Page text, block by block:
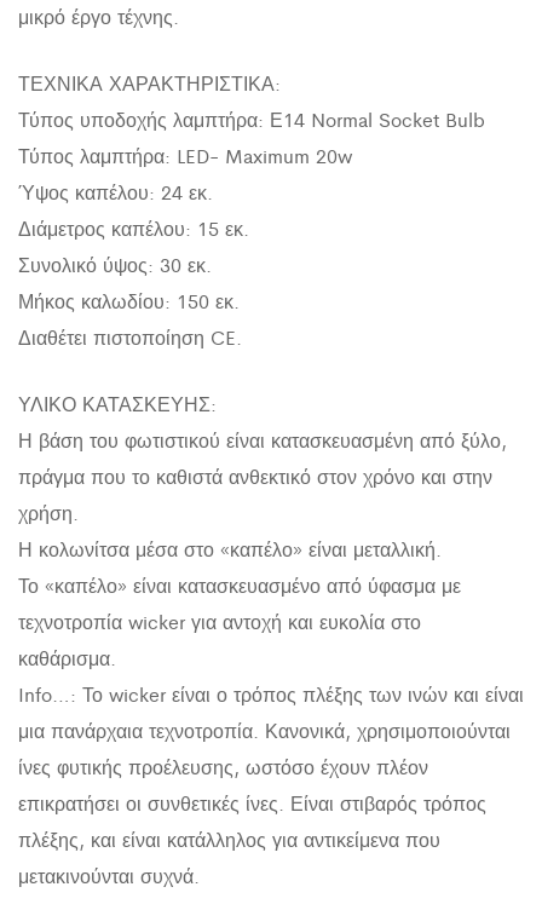
μικρό έργο τέχνης.
ΤΕΧΝΙΚΑ ΧΑΡΑΚΤΗΡΙΣΤΙΚΑ:
Τύπος υποδοχής λαμπτήρα: Ε14 Normal Socket Bulb
Τύπος λαμπτήρα: LED- Maximum 20w
Ύψος καπέλου: 24 εκ.
Διάμετρος καπέλου: 15 εκ.
Συνολικό ύψος: 30 εκ.
Μήκος καλωδίου: 150 εκ.
Διαθέτει πιστοποίηση CE.
ΥΛΙΚΟ ΚΑΤΑΣΚΕΥΗΣ:
Η βάση του φωτιστικού είναι κατασκευασμένη από ξύλο,
πράγμα που το καθιστά ανθεκτικό στον χρόνο και στην
χρήση.
Η κολωνίτσα μέσα στο «καπέλο» είναι μεταλλική.
Το «καπέλο» είναι κατασκευασμένο από ύφασμα με
τεχνοτροπία wicker για αντοχή και ευκολία στο
καθάρισμα.
Info…: Το wicker είναι ο τρόπος πλέξης των ινών και είναι
μια πανάρχαια τεχνοτροπία. Κανονικά, χρησιμοποιούνται
ίνες φυτικής προέλευσης, ωστόσο έχουν πλέον
επικρατήσει οι συνθετικές ίνες. Είναι στιβαρός τρόπος
πλέξης, και είναι κατάλληλος για αντικείμενα που
μετακινούνται συχνά.